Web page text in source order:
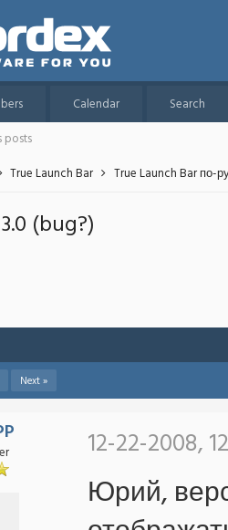
Calendar
Search
posts
True Launch Bar True Launch Bar по-
(bug?)
Next »
12-22-2008,
Юрий,